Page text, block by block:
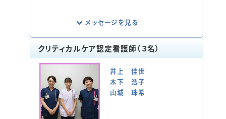
メッセージを見る
救急看護認定看護師は、生命の危機状況に
ある患者さまやそのご家族が抱えてておら
れる問題に迅速に対応するように心がけて
います。
そして患者さまの急変に気づき、病態に応
じた適切な対応ができる看護師育成に力を
入れています。また災害看護にも取り組み、
クリティカルケア認定看護師（３名）
井上 佳世
木下 浩子
山城 珠希